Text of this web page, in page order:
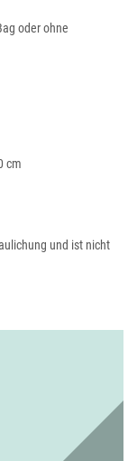
oder ohne
cm
und ist nicht